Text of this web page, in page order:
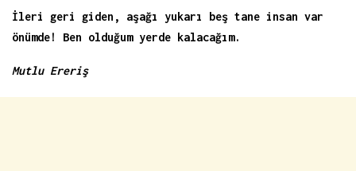
İleri geri giden, aşağı yukarı beş tane insan var
önümde! Ben olduğum yerde kalacağım.
Mutlu Ereriş